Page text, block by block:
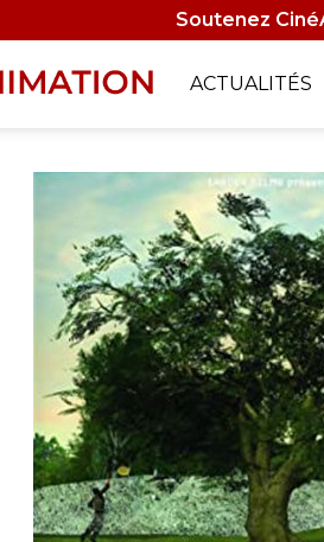
Soutenez
ACTUALITÉS